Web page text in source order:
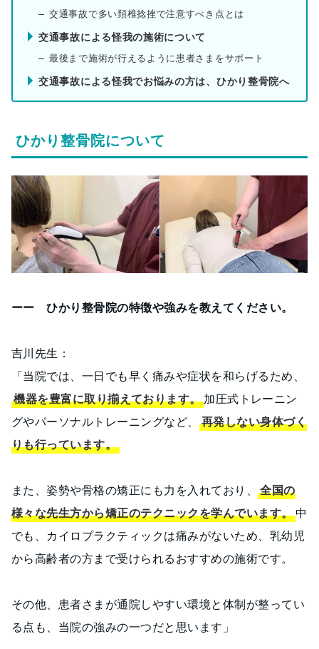
交通事故で多い頚椎捻挫で注意すべき点とは
交通事故による怪我の施術について
最後まで施術が行えるように患者さまをサポート
交通事故による怪我でお悩みの方は、ひかり整骨院へ
ひかり整骨院について
ーー ひかり整骨院の特徴や強みを教えてください。
吉川先生：
「当院では、一日でも早く痛みや症状を和らげるため、
機器を豊富に取り揃えております。 加圧式トレーニン
グやパーソナルトレーニングなど、
再発しない身体づく
りも行っています。
また、姿勢や骨格の矯正にも力を入れており、全国の
様々な先生方から矯正のテクニックを学んでいます。中
でも、カイロプラクティックは痛みがないため、乳幼児
から高齢者の方まで受けられるおすすめの施術です。
その他、患者さまが通院しやすい環境と体制が整ってい
る点も、当院の強みの一つだと思います」